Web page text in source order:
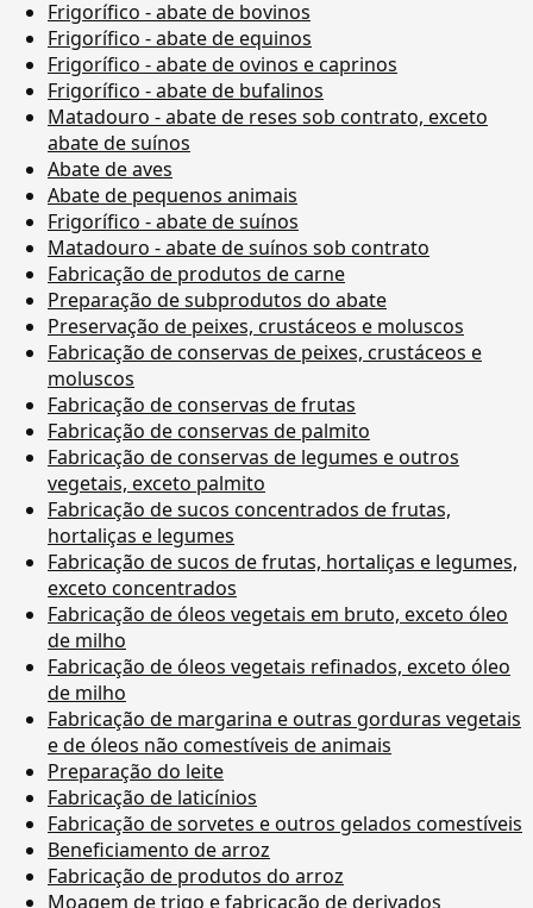
Frigorífico - abate de bovinos
Frigorífico - abate de equinos
Frigorífico - abate de ovinos e caprinos
Frigorífico - abate de bufalinos
Matadouro - abate de reses sob contrato, exceto
abate de suínos
Abate de aves
Abate de pequenos animais
Frigorífico - abate de suínos
Matadouro - abate de suínos sob contrato
Fabricação de produtos de carne
Preparação de subprodutos do abate
Preservação de peixes, crustáceos e moluscos
Fabricação de conservas de peixes, crustáceos e
moluscos
Fabricação de conservas de frutas
Fabricação de conservas de palmito
Fabricação de conservas de legumes e outros
vegetais, exceto palmito
Fabricação de sucos concentrados de frutas,
hortaliças e legumes
Fabricação de sucos de frutas, hortaliças e legumes,
exceto concentrados
Fabricação de óleos vegetais em bruto, exceto óleo
de milho
Fabricação de óleos vegetais refinados, exceto óleo
de milho
Fabricação de margarina e outras gorduras vegetais
e de óleos não comestíveis de animais
Preparação do leite
Fabricação de laticínios
Fabricação de sorvetes e outros gelados comestíveis
Beneficiamento de arroz
Fabricação de produtos do arroz
Moagem de trigo e fabricação de derivados